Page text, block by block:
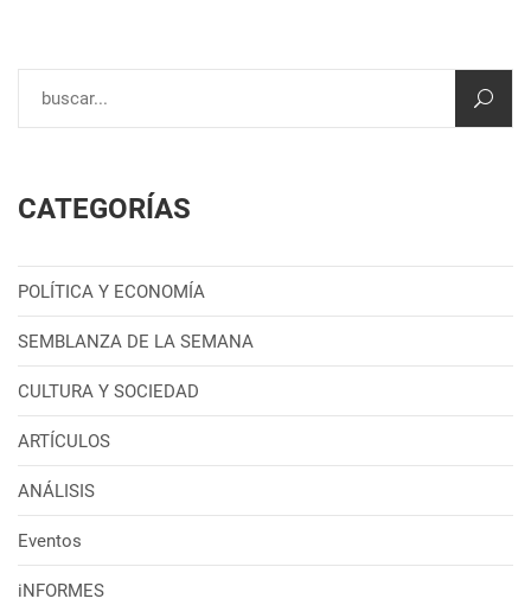
CATEGORÍAS
POLÍTICA Y ECONOMÍA
SEMBLANZA DE LA SEMANA
CULTURA Y SOCIEDAD
ARTÍCULOS
ANÁLISIS
Eventos
iNFORMES